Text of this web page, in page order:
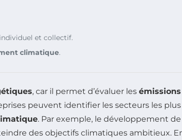
et collectif.
climatique.
, car il permet d’évaluer les
peuvent identifier les secteurs les
. Par exemple, le développement de
des objectifs climatiques ambitieux.